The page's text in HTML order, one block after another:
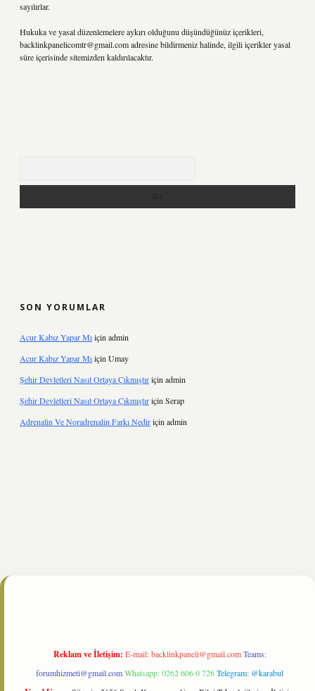
sayılırlar.
Hukuka ve yasal düzenlemelere aykırı olduğunu düşündüğünüz içerikleri,
backlinkpanelicomtr@gmail.comadresine bildirmeniz halinde, ilgili içerikler yasal
süre içerisinde sitemizden kaldırılacaktır.
SON YORUMLAR
Acur Kabız Yapar Mıiçin admin
Acur Kabız Yapar Mıiçin Umay
Şehir Devletleri Nasıl Ortaya Çıkmıştıriçin admin
Şehir Devletleri Nasıl Ortaya Çıkmıştıriçin Serap
Adrenalin Ve Noradrenalin Farkı Nediriçin admin
Reklam ve İletişim: E-mail:backlinkpaneli@gmail.com Teams:
forumhizmeti@gmail.comWhatsapp: 0262 606 0 726Telegram: @karabul